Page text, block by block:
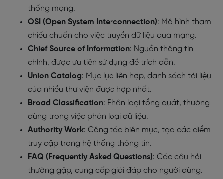
thống mạng.
OSI (Open System Interconnection): Mô hình tham
chiếu chuẩn cho việc truyền dữ liệu qua mạng.
Chief Source of Information: Nguồn thông tin
chính, được ưu tiên sử dụng để trích dẫn.
Union Catalog: Mục lục liên hợp, danh sách tài liệu
của nhiều thư viện được hợp nhất.
Broad Classification: Phân loại tổng quát, thường
dùng trong việc phân loại dữ liệu.
Authority Work: Công tác biên mục, tạo các điểm
truy cập trong hệ thống thông tin.
FAQ (Frequently Asked Questions): Các câu hỏi
thường gặp, cung cấp giải đáp cho người dùng.